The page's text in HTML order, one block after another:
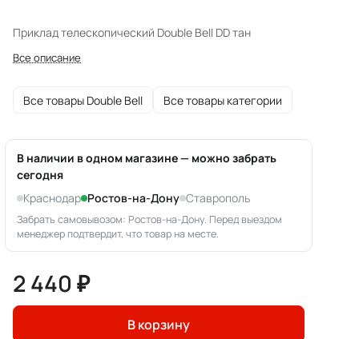
Приклад телескопический Double Bell DD тан
Все описание
Все товары Double Bell Все товары категории
В наличии в одном магазине — можно забрать
сегодня
Краснодар Ростов-на-Дону Ставрополь
Забрать самовывозом: Ростов-на-Дону. Перед выездом
менеджер подтвердит, что товар на месте.
2 440 ₽
В корзину